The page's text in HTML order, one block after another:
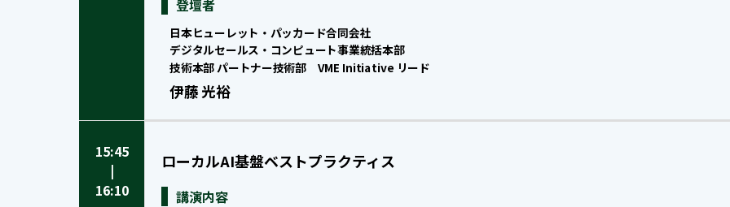
登壇者
日本ヒューレット・パッカード合同会社
デジタルセールス・コンピュート事業統括本部
技術本部 パートナー技術部 VME Initiative リード
伊藤 光裕
15:45
|
16:10
ローカルAI基盤ベストプラクティス
講演内容